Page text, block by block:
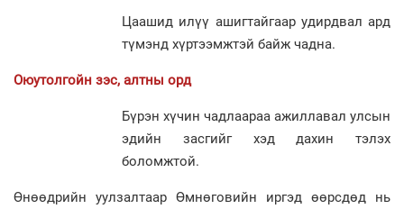
Цаашид илүү ашигтайгаар удирдвал ард
түмэнд хүртээмжтэй байж чадна.
Оюутолгойн зэс, алтны орд
Бүрэн хүчин чадлаараа ажиллавал улсын
эдийн засгийг хэд дахин тэлэх
боломжтой.
Өнөөдрийн уулзалтаар Өмнөговийн иргэд өөрсдөд нь